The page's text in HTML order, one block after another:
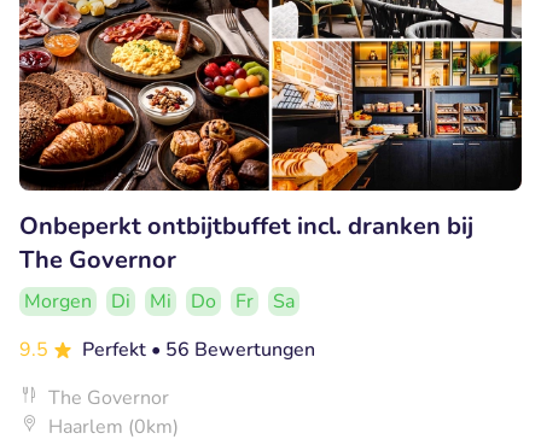
Onbeperkt ontbijtbuffet incl. dranken bij
The Governor
Morgen Di Mi Do Fr
Sa
9.5
Perfekt • 56 Bewertungen
The Governor
Haarlem (0km)